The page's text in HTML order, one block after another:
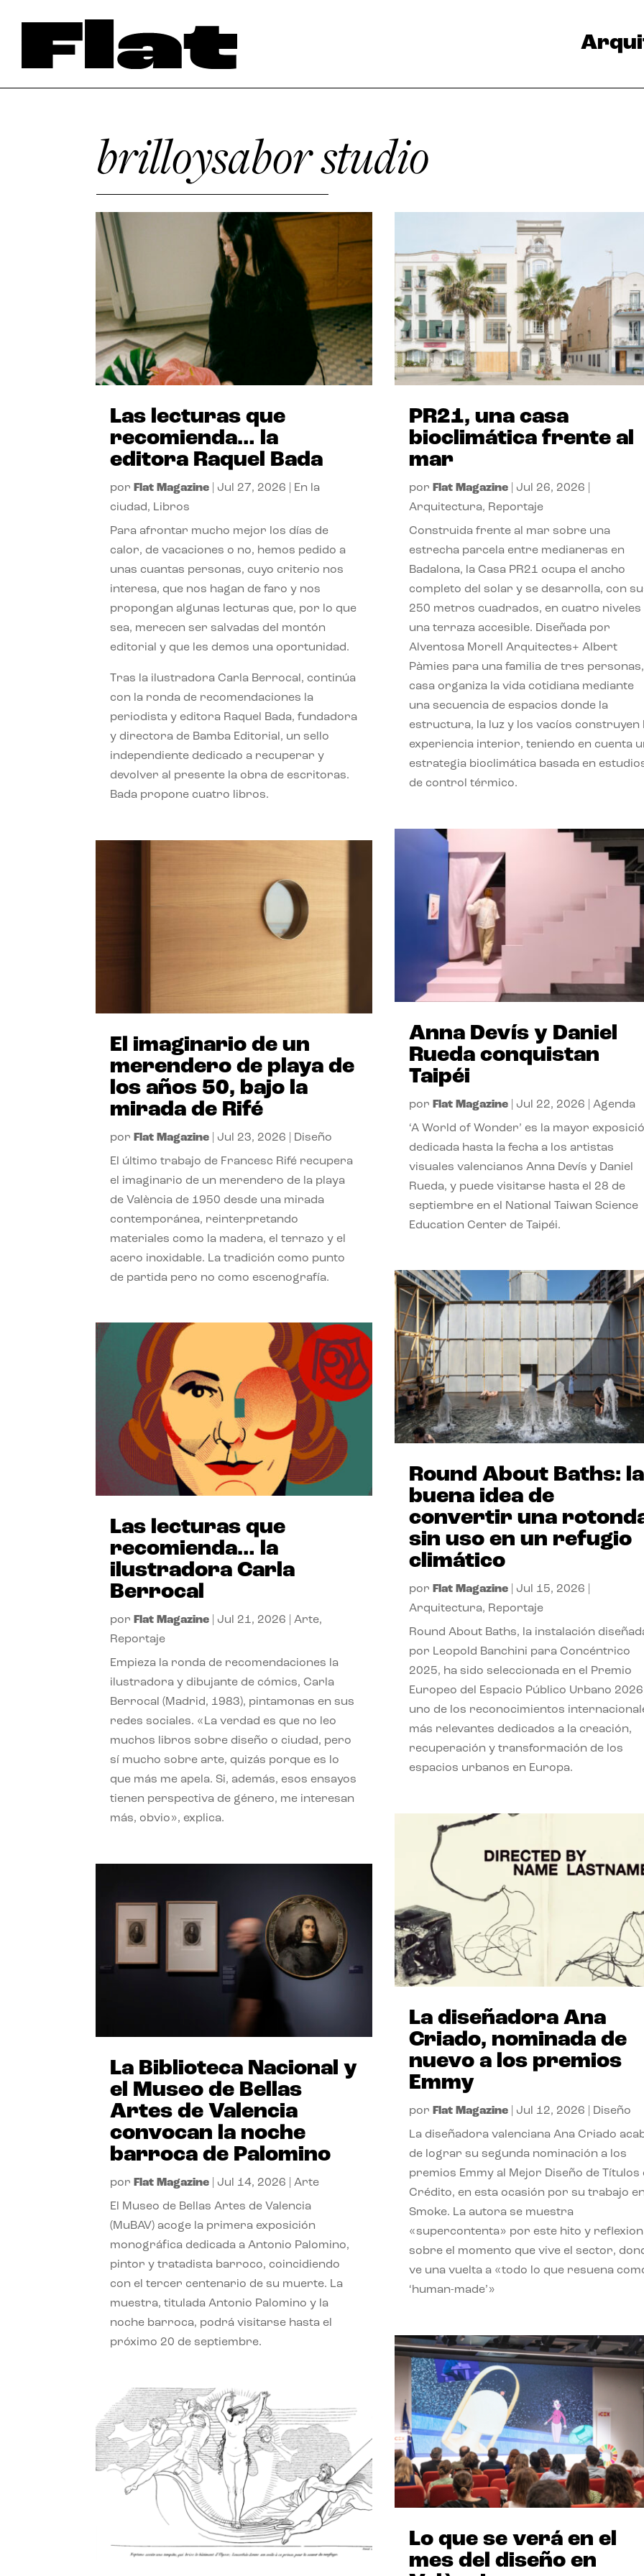
brilloysabor studio
Las lecturas que
recomienda… la
editora Raquel Bada
por Flat Magazine Jul 27, 2026
En la
ciudad, Libros
Para afrontar mucho mejor los días de
calor, de vacaciones o no, hemos pedido a
unas cuantas personas, cuyo criterio nos
interesa, que nos hagan de faro y nos
propongan algunas lecturas que, por lo que
sea, merecen ser salvadas del montón
editorial y que les demos una oportunidad.
Tras la ilustradora Carla Berrocal, continúa
con la ronda de recomendaciones la
periodista y editora Raquel Bada, fundadora
y directora de Bamba Editorial, un sello
independiente dedicado a recuperar y
devolver al presente la obra de escritoras.
Bada propone cuatro libros.
El imaginario de un
merendero de playa de
los años 50, bajo la
mirada de Rifé
por Flat Magazine Jul 23, 2026 Diseño
El último trabajo de Francesc Rifé recupera
el imaginario de un merendero de la playa
de València de 1950 desde una mirada
contemporánea, reinterpretando
materiales como la madera, el terrazo y el
acero inoxidable. La tradición como punto
de partida pero no como escenografía.
Las lecturas que
recomienda… la
ilustradora Carla
Berrocal
por Flat Magazine Jul 21, 2026 |Arte,
Reportaje
Empieza la ronda de recomendaciones la
ilustradora y dibujante de cómics, Carla
Berrocal (Madrid, 1983), pintamonas en sus
redes sociales. «La verdad es que no leo
muchos libros sobre diseño o ciudad, pero
sí mucho sobre arte, quizás porque es lo
que más me apela. Si, además, esos ensayos
tienen perspectiva de género, me interesan
más, obvio», explica.
La Biblioteca Nacional y
el Museo de Bellas
Artes de Valencia
convocan la noche
barroca de Palomino
por Flat Magazine Jul 14, 2026 |Arte
El Museo de Bellas Artes de Valencia
(MuBAV) acoge la primera exposición
monográfica dedicada a Antonio Palomino,
pintor y tratadista barroco, coincidiendo
con el tercer centenario de su muerte. La
muestra, titulada Antonio Palomino y la
noche barroca, podrá visitarse hasta el
próximo 20 de septiembre.
PR21, una casa
bioclimática frente al
mar
por Flat Magazine| Jul 26, 2026
Arquitectura, Reportaje
Construida frente al mar sobre una
estrecha parcela entre medianeras en
Badalona, la Casa PR21 ocupa el ancho
completo del solar y se desarrolla, con
250 metros cuadrados, en cuatro niveles
una terraza accesible. Diseñada por
Alventosa Morell Arquitectes+ Albert
Pàmies para una familia de tres
casa organiza la vida cotidiana mediante
una secuencia de espacios donde la
estructura, la luz y los vacíos construyen
experiencia interior, teniendo en cuenta
estrategia bioclimática basada en
de control térmico.
Anna Devís y Daniel
Rueda conquistan
Taipéi
por Flat Magazine| Jul 22, 2026 Agenda
‘A World of Wonder’ es la mayor
dedicada hasta la fecha a los artistas
visuales valencianos Anna Devís y Daniel
Rueda, y puede visitarse hasta el 28 de
septiembre en el National Taiwan Science
Education Center de Taipéi.
Round About Baths: la
buena idea de
convertir una
sin uso en un refugio
climático
por Flat Magazine| Jul 15, 2026
Arquitectura, Reportaje
Round About Baths, la instalación
por Leopold Banchini para Concéntrico
2025, ha sido seleccionada en el Premio
Europeo del Espacio Público Urbano
uno de los reconocimientos
más relevantes dedicados a la creación,
recuperación y transformación de los
espacios urbanos en Europa.
La diseñadora Ana
Criado, nominada de
nuevo a los premios
Emmy
por Flat Magazine| Jul 12, 2026 Diseño
La diseñadora valenciana Ana Criado
de lograr su segunda nominación a los
premios Emmy al Mejor Diseño de Títulos
Crédito, en esta ocasión por su trabajo
Smoke. La autora se muestra
«supercontenta» por este hito y
sobre el momento que vive el sector,
ve una vuelta a «todo lo que resuena
‘human-made’»
Lo que se verá en el
mes del diseño en